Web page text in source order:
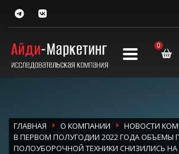
ГЛАВНАЯ О КОМПАНИИ
НОВОСТИ
В ПЕРВОМ ПОЛУГОДИИ 2022 ГОДА ОБЪЕМЫ
ПОЛОУБОРОЧНОЙ ТЕХНИКИ СНИЗИЛИСЬ НА